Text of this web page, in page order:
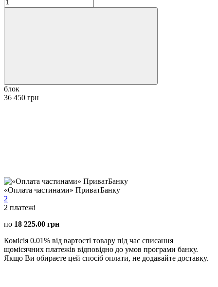
блок
36 450 грн
«Оплата частинами» ПриватБанку
2
2 платежі
по 18 225.00 грн
Комісія 0.01% від вартості товару під час списання
щомісячних платежів відповідно до умов програми банку.
Якщо Ви обираєте цей спосіб оплати, не додавайте доставку.